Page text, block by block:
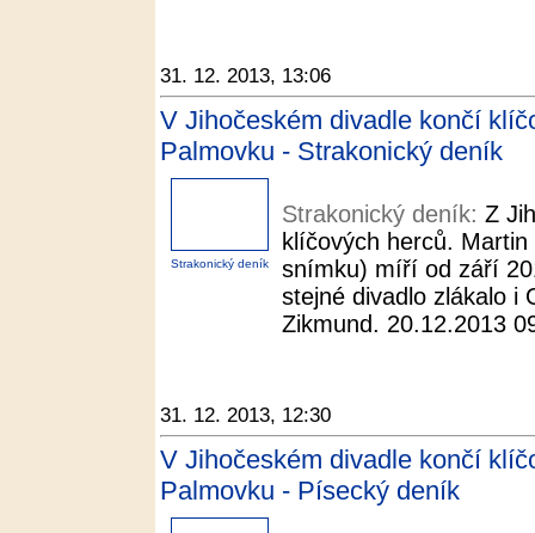
31. 12. 2013, 13:06
V Jihočeském divadle končí
Palmovku - Strakonický deník
Strakonický deník
Strakonický deník: Z
klíčových herců.
snímku) míří od září
stejné divadlo zlákalo i
Zikmund. 20.12.2013
31. 12. 2013, 12:30
V Jihočeském divadle končí
Palmovku - Písecký deník